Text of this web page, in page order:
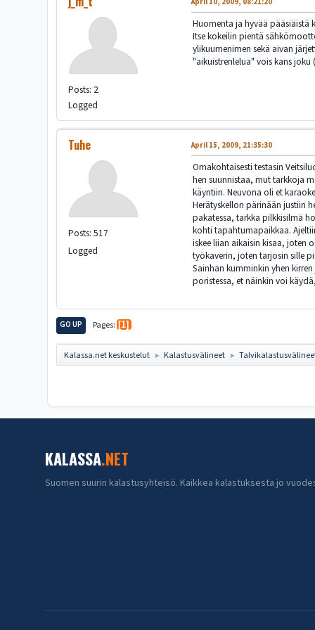
Posts: 2
Logged
Huomenta ja hyvää pääsiäistä
Itse kokeilin pientä
ylikuumenimen sekä aivan
"aikuistrenlelua" vois kans
Tuhe
Posts: 517
Logged
April 15, 2009, 21:35:30
Omakohtaisesti testasin
hen suunnistaa, mut tarkkoja
käyntiin. Neuvona oli et
Herätyskellon pärinään justiin
pakatessa, tarkka pilkkisilmä
kohti tapahtumapaikkaa.
iskee liian aikaisin kisaa, joten
työkaverin, joten tarjosin sille
Sainhan kumminkin yhen
poristessa, et näinkin voi
GO UP Pages 1
Kalassa.net keskustelut ► Kalastusvälineet ►
KALASSA.NET
Suomen suurin kalastusyhteisö. Kaikkea kalastuksesta jo